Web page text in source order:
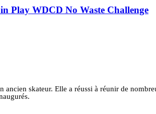
Play WDCD No Waste Challenge
skateur. Elle a réussi à réunir de